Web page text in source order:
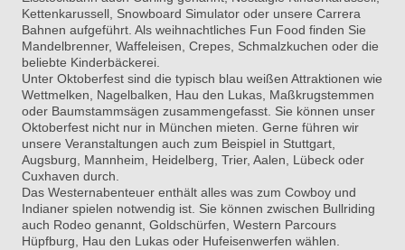
Kettenkarussell, Snowboard Simulator oder unsere Carrera
Bahnen aufgeführt. Als weihnachtliches Fun Food finden Sie
Mandelbrenner, Waffeleisen, Crepes, Schmalzkuchen oder die
beliebte Kinderbäckerei.
Unter Oktoberfest sind die typisch blau weißen Attraktionen wie
Wettmelken, Nagelbalken, Hau den Lukas, Maßkrugstemmen
oder Baumstammsägen zusammengefasst. Sie können unser
Oktoberfest nicht nur in München mieten. Gerne führen wir
unsere Veranstaltungen auch zum Beispiel in Stuttgart,
Augsburg, Mannheim, Heidelberg, Trier, Aalen, Lübeck oder
Cuxhaven durch.
Das Westernabenteuer enthält alles was zum Cowboy und
Indianer spielen notwendig ist. Sie können zwischen Bullriding
auch Rodeo genannt, Goldschürfen, Western Parcours
Hüpfburg, Hau den Lukas oder Hufeisenwerfen wählen.